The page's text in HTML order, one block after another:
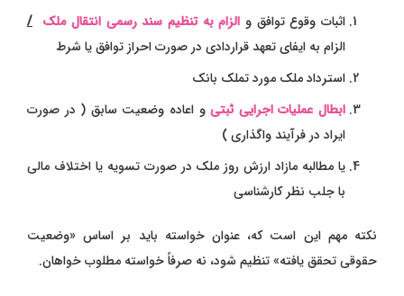
اثبات وقوع توافق و الزام به تنظیم سند رسمی انتقال ملک /
الزام به ایفای تعهد قراردادی در صورت احراز توافق یا شرط
استرداد ملک مورد تملک بانک
ابطال عملیات اجرایی ثبتیو اعاده وضعیت سابق ( در صورت
ایراد در فرآیند واگذاری )
یا مطالبه مازاد ارزش روز ملک در صورت تسویه یا اختلاف مالی
با جلب نظر کارشناسی
نکته مهم این است که، عنوان خواسته باید بر اساس «وضعیت
حقوقی تحقق‌ یافته» تنظیم شود، نه صرفاً خواسته مطلوب خواهان.